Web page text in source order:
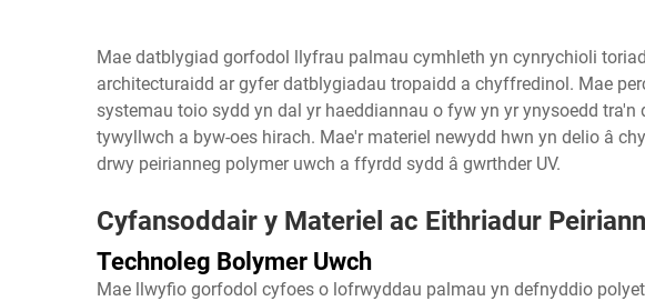
Mae datblygiad gorfodol llyfrau palmau cymhleth yn cynrychioli
architecturaidd ar gyfer datblygiadau tropaidd a chyffredinol. Mae
systemau toio sydd yn dal yr haeddiannau o fyw yn yr ynysoedd
tywyllwch a byw-oes hirach. Mae'r materiel newydd hwn yn delio â
drwy peirianneg polymer uwch a ffyrdd sydd â gwrthder UV.
Cyfansoddair y Materiel ac Eithriadur
Technoleg Bolymer Uwch
Mae llwyfio gorfodol cyfoes o lofrwyddau palmau yn defnyddio